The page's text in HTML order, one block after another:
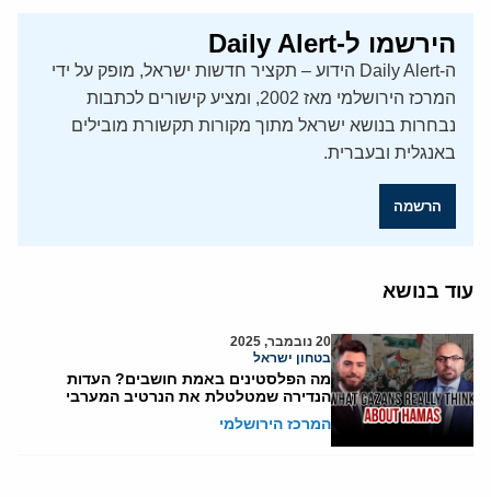
הירשמו ל-Daily Alert
ה-Daily Alert הידוע – תקציר חדשות ישראל, מופק על ידי
המרכז הירושלמי מאז 2002, ומציע קישורים לכתבות
נבחרות בנושא ישראל מתוך מקורות תקשורת מובילים
באנגלית ובעברית.
הרשמה
עוד בנושא
20 נובמבר, 2025
בטחון ישראל
מה הפלסטינים באמת חושבים? העדות
הנדירה שמטלטלת את הנרטיב המערבי
המרכז הירושלמי